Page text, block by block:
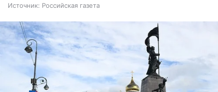
Источник: Российская газета